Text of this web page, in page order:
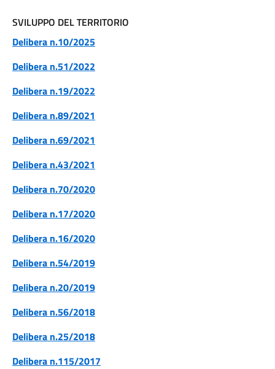
SVILUPPO DEL TERRITORIO
Delibera n.10/2025
Delibera n.51/2022
Delibera n.19/2022
Delibera n.89/2021
Delibera n.69/2021
Delibera n.43/2021
Delibera n.70/2020
Delibera n.17/2020
Delibera n.16/2020
Delibera n.54/2019
Delibera n.20/2019
Delibera n.56/2018
Delibera n.25/2018
Delibera n.115/2017